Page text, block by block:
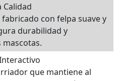
Calidad
con felpa suave y
durabilidad y
que mantiene al